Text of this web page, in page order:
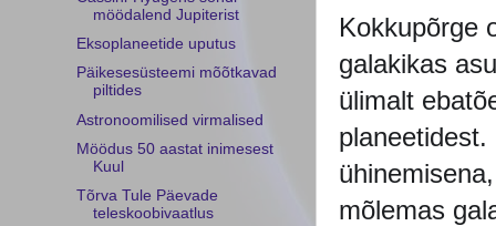
Kokkupõrge
galakikas
ülimalt
mõlemas
möödalend Jupiterist
Eksoplaneetide uputus
Päikesesüsteemi mõõtkavad
piltides
Astronoomilised virmalised
Möödus 50 aastat inimesest
Kuul
Tõrva Tule Päevade
teleskoobivaatlus